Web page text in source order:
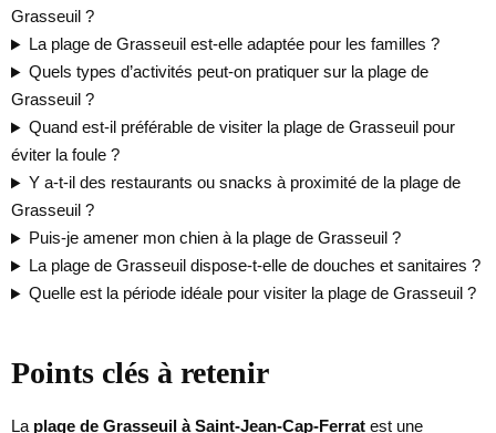
Grasseuil ?
La plage de Grasseuil est-elle adaptée pour les familles ?
Quels types d’activités peut-on pratiquer sur la plage de
Grasseuil ?
Quand est-il préférable de visiter la plage de Grasseuil pour
éviter la foule ?
Y a-t-il des restaurants ou snacks à proximité de la plage de
Grasseuil ?
Puis-je amener mon chien à la plage de Grasseuil ?
La plage de Grasseuil dispose-t-elle de douches et sanitaires ?
Quelle est la période idéale pour visiter la plage de Grasseuil ?
Points clés à retenir
La plage de Grasseuil à Saint-Jean-Cap-Ferrat est une